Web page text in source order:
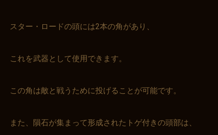
スター・ロードの頭には2本の角があり、
これを武器として使用できます。
この角は敵と戦うために投げることが可能です。
また、隕石が集まって形成されたトゲ付きの頭部は、